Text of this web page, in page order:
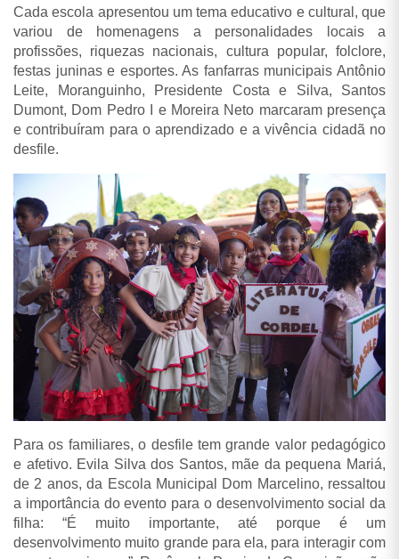
Cada escola apresentou um tema educativo e cultural, que
variou de homenagens a personalidades locais a
profissões, riquezas nacionais, cultura popular, folclore,
festas juninas e esportes. As fanfarras municipais Antônio
Leite, Moranguinho, Presidente Costa e Silva, Santos
Dumont, Dom Pedro I e Moreira Neto marcaram presença
e contribuíram para o aprendizado e a vivência cidadã no
desfile.
Para os familiares, o desfile tem grande valor pedagógico
e afetivo. Evila Silva dos Santos, mãe da pequena Mariá,
de 2 anos, da Escola Municipal Dom Marcelino, ressaltou
a importância do evento para o desenvolvimento social da
filha: “É muito importante, até porque é um
desenvolvimento muito grande para ela, para interagir com